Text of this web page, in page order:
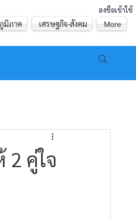
ลงชื่อเข้าใช้
มิภาค เศรษฐกิจ-สังคม More
2 คู่ใจ